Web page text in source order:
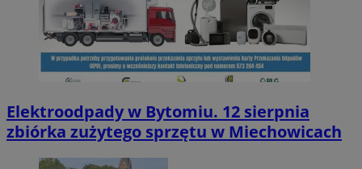
Elektroodpady w Bytomiu. 12 sierpnia
zbiórka zużytego sprzętu w Miechowicach